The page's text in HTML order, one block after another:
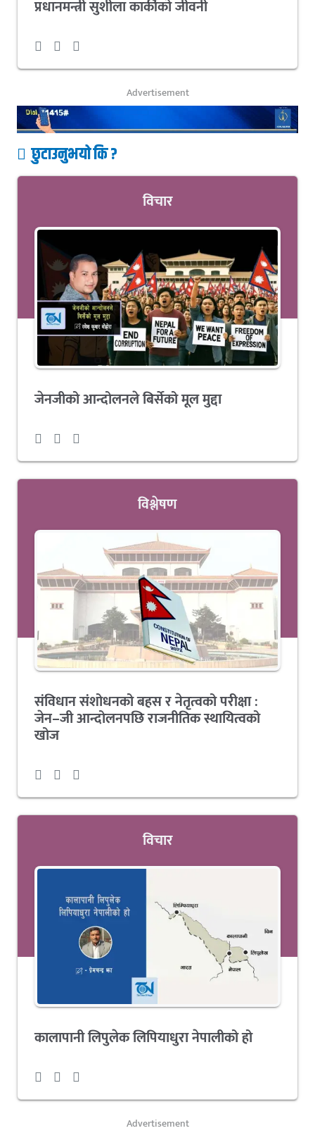
प्रधानमन्त्री सुशीला कार्कीको जीवनी
Advertisement
छुटाउनुभयो कि ?
विचार
जेनजीको आन्दोलनले बिर्सेको मूल मुद्दा
विश्लेषण
संविधान संशोधनको बहस र नेतृत्वको परीक्षा :
जेन–जी आन्दोलनपछि राजनीतिक स्थायित्वको
खोज
विचार
कालापानी लिपुलेक लिपियाधुरा नेपालीको हो
Advertisement